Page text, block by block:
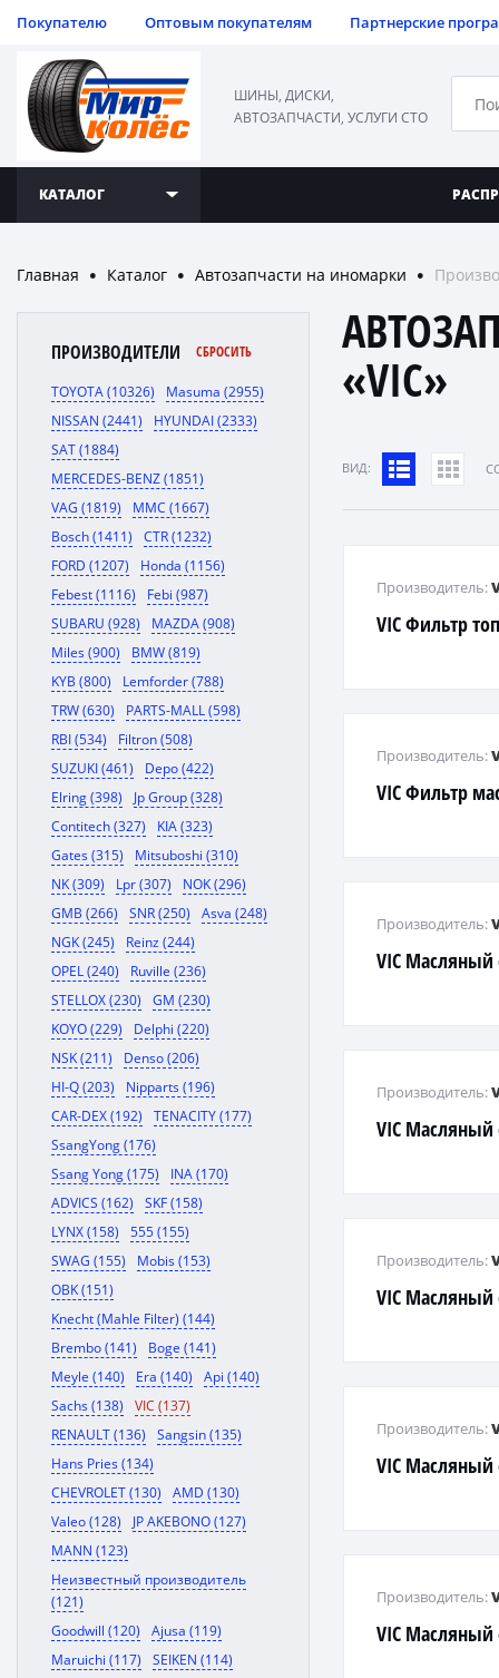
Покупателю Оптовым покупателям Партнерские
ШИНЫ, ДИСКИ,
АВТОЗАПЧАСТИ, УСЛУГИ СТО
КАТАЛОГ
Главная ● Каталог ● Автозапчасти на иномарки ●
ПРОИЗВОДИТЕЛИ СБРОСИТЬ
TOYOTA (10326)
Masuma (2955)
NISSAN (2441)
HYUNDAI (2333)
SAT (1884)
MERCEDES-BENZ (1851)
VAG (1819)
MMC (1667)
Bosch (1411)
CTR (1232)
FORD (1207)
Honda (1156)
Febest (1116)
Febi (987)
SUBARU (928)
MAZDA (908)
Miles (900)
BMW (819)
KYB (800)
Lemforder (788)
TRW (630)
PARTS-MALL (598)
RBI (534)
Filtron (508)
SUZUKI (461)
Depo (422)
Elring (398)
Jp Group (328)
Contitech (327)
KIA (323)
Gates (315)
Mitsuboshi (310)
NK (309)
Lpr (307)
NOK (296)
GMB (266)
SNR (250)
Asva (248)
NGK (245)
Reinz (244)
OPEL (240)
Ruville (236)
STELLOX (230)
GM (230)
KOYO (229)
Delphi (220)
NSK (211)
Denso (206)
HI-Q (203)
Nipparts (196)
CAR-DEX (192)
TENACITY (177)
SsangYong (176)
Ssang Yong (175)
INA (170)
ADVICS (162)
SKF (158)
LYNX (158)
555 (155)
SWAG (155)
Mobis (153)
OBK (151)
Knecht (Mahle Filter) (144)
Brembo (141)
Boge (141)
Meyle (140)
Era (140)
Api (140)
Sachs (138)
VIC (137)
RENAULT (136)
Sangsin (135)
Hans Pries (134)
CHEVROLET (130)
AMD (130)
Valeo (128)
JP AKEBONO (127)
MANN (123)
Неизвестный производитель
(121)
Goodwill (120)
Ajusa (119)
Maruichi (117)
SEIKEN (114)
«VIC»
ВИД:
VIC Фильтр
Производитель:
VIC Фильтр
Производитель:
VIC
Производитель:
VIC
Производитель:
VIC
Производитель:
VIC
Производитель:
VIC
Производитель: